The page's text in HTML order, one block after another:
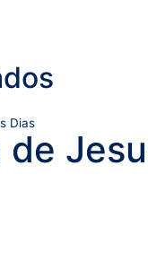
Dias